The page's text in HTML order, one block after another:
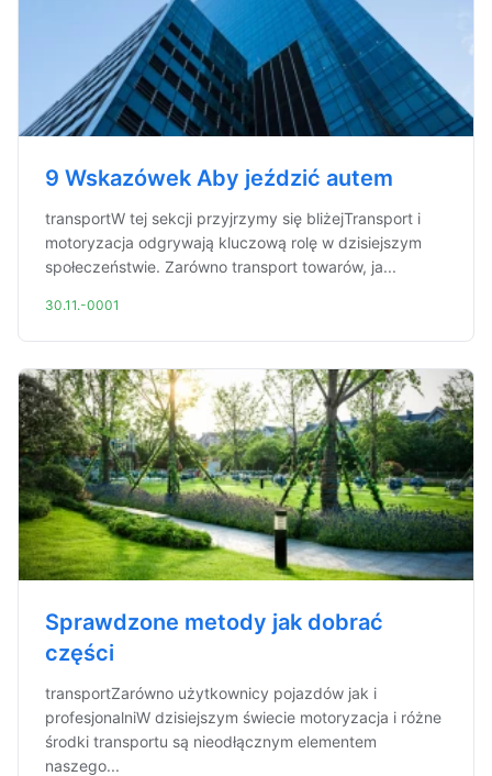
9 Wskazówek Aby jeździć autem
transportW tej sekcji przyjrzymy się bliżejTransport i
motoryzacja odgrywają kluczową rolę w dzisiejszym
społeczeństwie. Zarówno transport towarów, ja...
30.11.-0001
Sprawdzone metody jak dobrać
części
transportZarówno użytkownicy pojazdów jak i
profesjonalniW dzisiejszym świecie motoryzacja i różne
środki transportu są nieodłącznym elementem
naszego...